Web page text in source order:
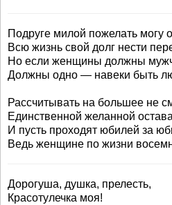
Подруге милой пожелать могу
Всю жизнь свой долг нести
Но если женщины должны
Должны одно — навеки быть
Рассчитывать на большее не
Единственной желанной
И пусть проходят юбилей за
Ведь женщине по жизни
Дорогуша, душка, прелесть,
Красотулечка моя!